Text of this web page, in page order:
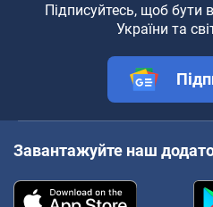
Підписуйтесь, щоб бути
України та
Завантажуйте наш